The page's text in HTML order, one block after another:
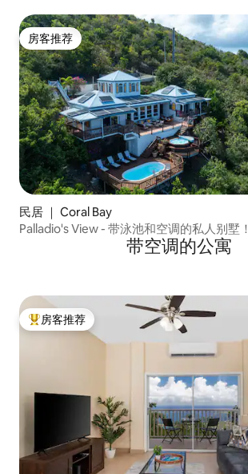
房客推荐
房客推荐
民居 ｜ Coral Bay
Palladio's View - 带泳池和空调的私人别墅！
带空调的公寓
热门「房客推荐」
房客推荐